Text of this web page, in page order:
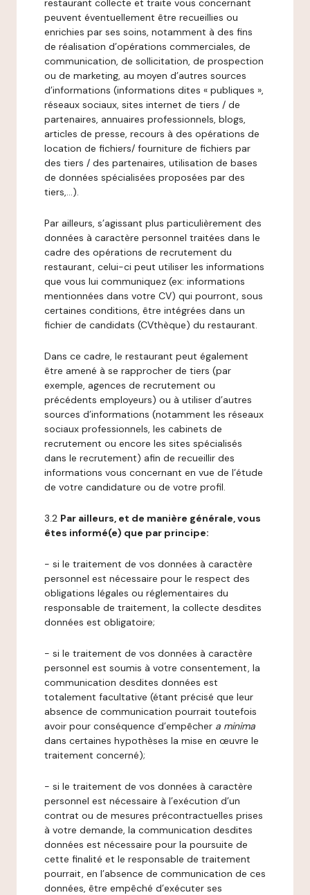
restaurant collecte et traite vous concernant
peuvent éventuellement être recueillies ou
enrichies par ses soins, notamment à des fins
de réalisation d’opérations commerciales, de
communication, de sollicitation, de prospection
ou de marketing, au moyen d’autres sources
d’informations (informations dites « publiques »,
réseaux sociaux, sites internet de tiers / de
partenaires, annuaires professionnels, blogs,
articles de presse, recours à des opérations de
location de fichiers/ fourniture de fichiers par
des tiers / des partenaires, utilisation de bases
de données spécialisées proposées par des
tiers,…).
Par ailleurs, s’agissant plus particulièrement des
données à caractère personnel traitées dans le
cadre des opérations de recrutement du
restaurant, celui-ci peut utiliser les informations
que vous lui communiquez (ex: informations
mentionnées dans votre CV) qui pourront, sous
certaines conditions, être intégrées dans un
fichier de candidats (CVthèque) du restaurant.
Dans ce cadre, le restaurant peut également
être amené à se rapprocher de tiers (par
exemple, agences de recrutement ou
précédents employeurs) ou à utiliser d’autres
sources d’informations (notamment les réseaux
sociaux professionnels, les cabinets de
recrutement ou encore les sites spécialisés
dans le recrutement) afin de recueillir des
informations vous concernant en vue de l’étude
de votre candidature ou de votre profil.
3.2 Par ailleurs, et de manière générale, vous
êtes informé(e) que par principe:
- si le traitement de vos données à caractère
personnel est nécessaire pour le respect des
obligations légales ou réglementaires du
responsable de traitement, la collecte desdites
données est obligatoire;
- si le traitement de vos données à caractère
personnel est soumis à votre consentement, la
communication desdites données est
totalement facultative (étant précisé que leur
absence de communication pourrait toutefois
avoir pour conséquence d’empêcher a minima
dans certaines hypothèses la mise en œuvre le
traitement concerné);
- si le traitement de vos données à caractère
personnel est nécessaire à l’exécution d’un
contrat ou de mesures précontractuelles prises
à votre demande, la communication desdites
données est nécessaire pour la poursuite de
cette finalité et le responsable de traitement
pourrait, en l’absence de communication de ces
données, être empêché d’exécuter ses